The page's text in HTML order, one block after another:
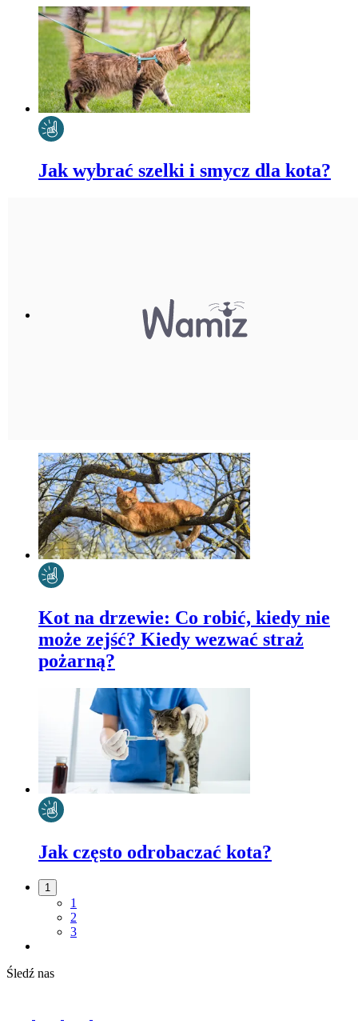
Jak wybrać szelki i smycz dla kota?
Kot na drzewie: Co robić, kiedy nie
może zejść? Kiedy wezwać straż
pożarną?
Jak często odrobaczać kota?
1
1
2
3
Śledź nas